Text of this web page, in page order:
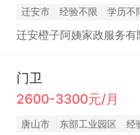
迁安市 经验不限 学历不
迁安橙子阿姨家政服务有
门卫
2600-3300元/月
唐山市 东部工业园区 经